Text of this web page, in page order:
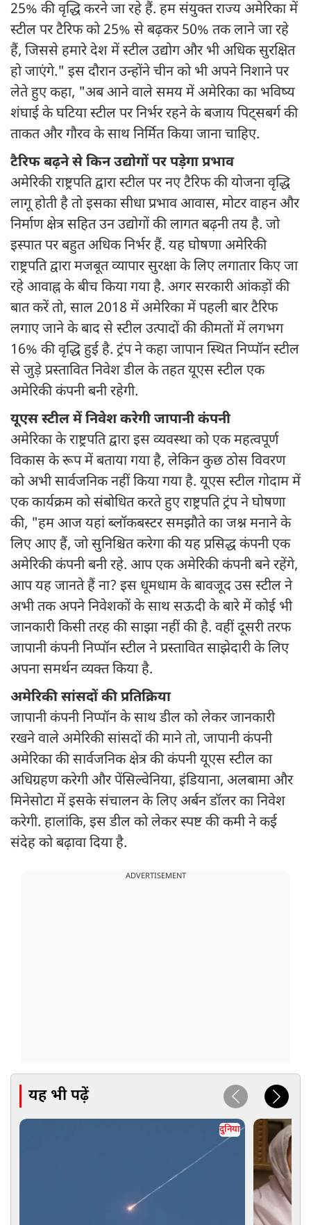
25% की वृद्धि करने जा रहे हैं. हम संयुक्त राज्य अमेरिका में
स्टील पर टैरिफ को 25% से बढ़कर 50% तक लाने जा रहे
हैं, जिससे हमारे देश में स्टील उद्योग और भी अधिक सुरक्षित
हो जाएंगे." इस दौरान उन्होंने चीन को भी अपने निशाने पर
लेते हुए कहा, "अब आने वाले समय में अमेरिका का भविष्य
शंघाई के घटिया स्टील पर निर्भर रहने के बजाय पिट्सबर्ग की
ताकत और गौरव के साथ निर्मित किया जाना चाहिए.
टैरिफ बढ़ने से किन उद्योगों पर पड़ेगा प्रभाव
अमेरिकी राष्ट्रपति द्वारा स्टील पर नए टैरिफ की योजना वृद्धि
लागू होती है तो इसका सीधा प्रभाव आवास, मोटर वाहन और
निर्माण क्षेत्र सहित उन उद्योगों की लागत बढ़नी तय है. जो
इस्पात पर बहुत अधिक निर्भर हैं. यह घोषणा अमेरिकी
राष्ट्रपति द्वारा मजबूत व्यापार सुरक्षा के लिए लगातार किए जा
रहे आवाह्न के बीच किया गया है. अगर सरकारी आंकड़ों की
बात करें तो, साल 2018 में अमेरिका में पहली बार टैरिफ
लगाए जाने के बाद से स्टील उत्पादों की कीमतों में लगभग
16% की वृद्धि हुई है. ट्रंप ने कहा जापान स्थित निप्पॉन स्टील
से जुड़े प्रस्तावित निवेश डील के तहत यूएस स्टील एक
अमेरिकी कंपनी बनी रहेगी.
यूएस स्टील में निवेश करेगी जापानी कंपनी
अमेरिका के राष्ट्रपति द्वारा इस व्यवस्था को एक महत्वपूर्ण
विकास के रूप में बताया गया है, लेकिन कुछ ठोस विवरण
को अभी सार्वजनिक नहीं किया गया है. यूएस स्टील गोदाम में
एक कार्यक्रम को संबोधित करते हुए राष्ट्रपति ट्रंप ने घोषणा
की, "हम आज यहां ब्लॉकबस्टर समझौते का जश्न मनाने के
लिए आए हैं, जो सुनिश्चित करेगा की यह प्रसिद्ध कंपनी एक
अमेरिकी कंपनी बनी रहे. आप एक अमेरिकी कंपनी बने रहेंगे,
आप यह जानते हैं ना? इस धूमधाम के बावजूद उस स्टील ने
अभी तक अपने निवेशकों के साथ सऊदी के बारे में कोई भी
जानकारी किसी तरह की साझा नहीं की है. वहीं दूसरी तरफ
जापानी कंपनी निप्पॉन स्टील ने प्रस्तावित साझेदारी के लिए
अपना समर्थन व्यक्त किया है.
अमेरिकी सांसदों की प्रतिक्रिया
जापानी कंपनी निप्पॉन के साथ डील को लेकर जानकारी
रखने वाले अमेरिकी सांसदों की माने तो, जापानी कंपनी
अमेरिका की सार्वजनिक क्षेत्र की कंपनी यूएस स्टील का
अधिग्रहण करेगी और पेंसिल्वेनिया, इंडियाना, अलबामा और
मिनेसोटा में इसके संचालन के लिए अर्बन डॉलर का निवेश
करेगी. हालांकि, इस डील को लेकर स्पष्ट की कमी ने कई
संदेह को बढ़ावा दिया है.
ADVERTISEMENT
यह भी पढ़ें
दुनिया